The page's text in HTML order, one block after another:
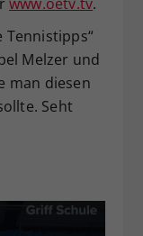
Tennistipps“
Melzer und
man diesen
Seht